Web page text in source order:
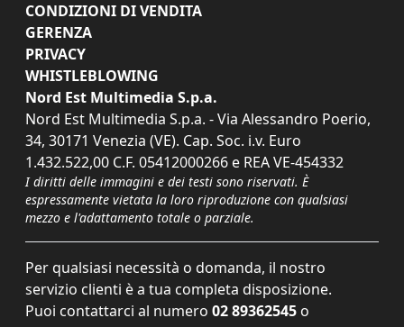
CONDIZIONI DI VENDITA
GERENZA
PRIVACY
WHISTLEBLOWING
Nord Est Multimedia S.p.a.
Nord Est Multimedia S.p.a. - Via Alessandro Poerio,
34, 30171 Venezia (VE). Cap. Soc. i.v. Euro
1.432.522,00 C.F. 05412000266 e REA VE-454332
I diritti delle immagini e dei testi sono riservati. È
espressamente vietata la loro riproduzione con qualsiasi
mezzo e l'adattamento totale o parziale.
Per qualsiasi necessità o domanda, il nostro
servizio clienti è a tua completa disposizione.
Puoi contattarci al numero 02 89362545 o